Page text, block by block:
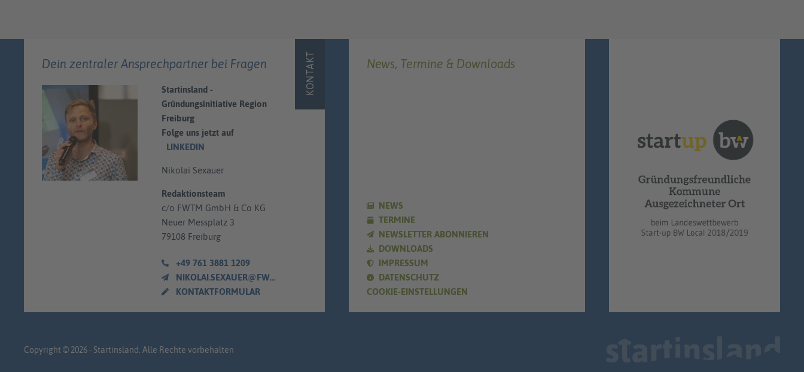
KONTAKT
Dein zentraler Ansprechpartner bei Fragen
Startinsland -
Gründungsinitiative Region
Freiburg
Folge uns jetzt auf
LINKEDIN
Nikolai Sexauer
Redaktionsteam
c/o FWTM GmbH & Co KG
Neuer Messplatz 3
79108 Freiburg
+49 761 3881 1209
NIKOLAI.SEXAUER@FWTM.DE
KONTAKTFORMULAR
News, Termine & Downloads
NEWS
TERMINE
NEWSLETTER ABONNIEREN
DOWNLOADS
IMPRESSUM
DATENSCHUTZ
COOKIE-EINSTELLUNGEN
Copyright © 2026 - Startinsland. Alle Rechte vorbehalten